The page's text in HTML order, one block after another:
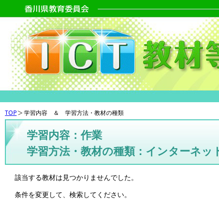
TOP 学習内容 ＆ 学習方法・教材の種類
学習内容：作業
学習方法・教材の種類：インターネッ
該当する教材は見つかりませんでした。
条件を変更して、検索してください。